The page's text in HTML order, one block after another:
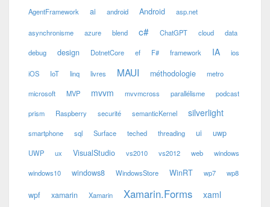
AgentFramework ai android Android asp.net
asynchronisme azure blend c# ChatGPT cloud data
debug design DotnetCore ef F# framework IA ios
iOS IoT linq livres MAUI méthodologie metro
microsoft MVP mvvm mvvmcross parallélisme podcast
prism Raspberry securité semanticKernel silverlight
smartphone sql Surface teched threading ui uwp
UWP ux VisualStudio vs2010 vs2012 web windows
windows10 windows8 WindowsStore WinRT wp7 wp8
wpf xamarin Xamarin Xamarin.Forms xaml